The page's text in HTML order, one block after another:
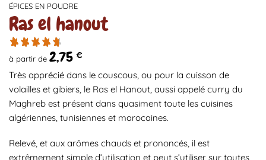
ÉPICES EN POUDRE
Ras el hanout
à partir de 2,75 €
Très apprécié dans le couscous, ou pour la cuisson de
volailles et gibiers, le Ras el Hanout, aussi appelé curry du
Maghreb est présent dans quasiment toute les cuisines
algériennes, tunisiennes et marocaines.
Relevé, et aux arômes chauds et prononcés, il est
extrêmement simple d’utilisation et peut s’utiliser sur toutes